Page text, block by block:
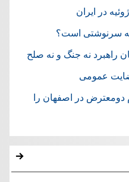
چه سرنوشتی است؟
راهبرد نه جنگ و نه صلح
عمومی
دومعترض در اصفهان را